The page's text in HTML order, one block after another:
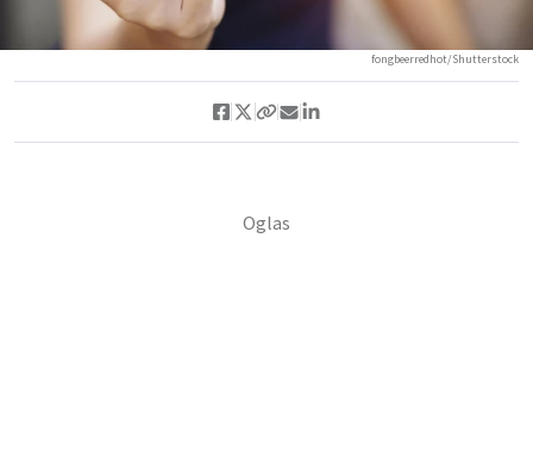
fongbeerredhot/Shutterstock